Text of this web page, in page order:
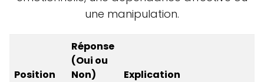
une manipulation.
Position
Réponse
(Oui ou
Non)
Explication